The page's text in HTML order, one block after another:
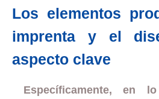
Los elementos
imprenta y el
aspecto clave
Específicamente, en